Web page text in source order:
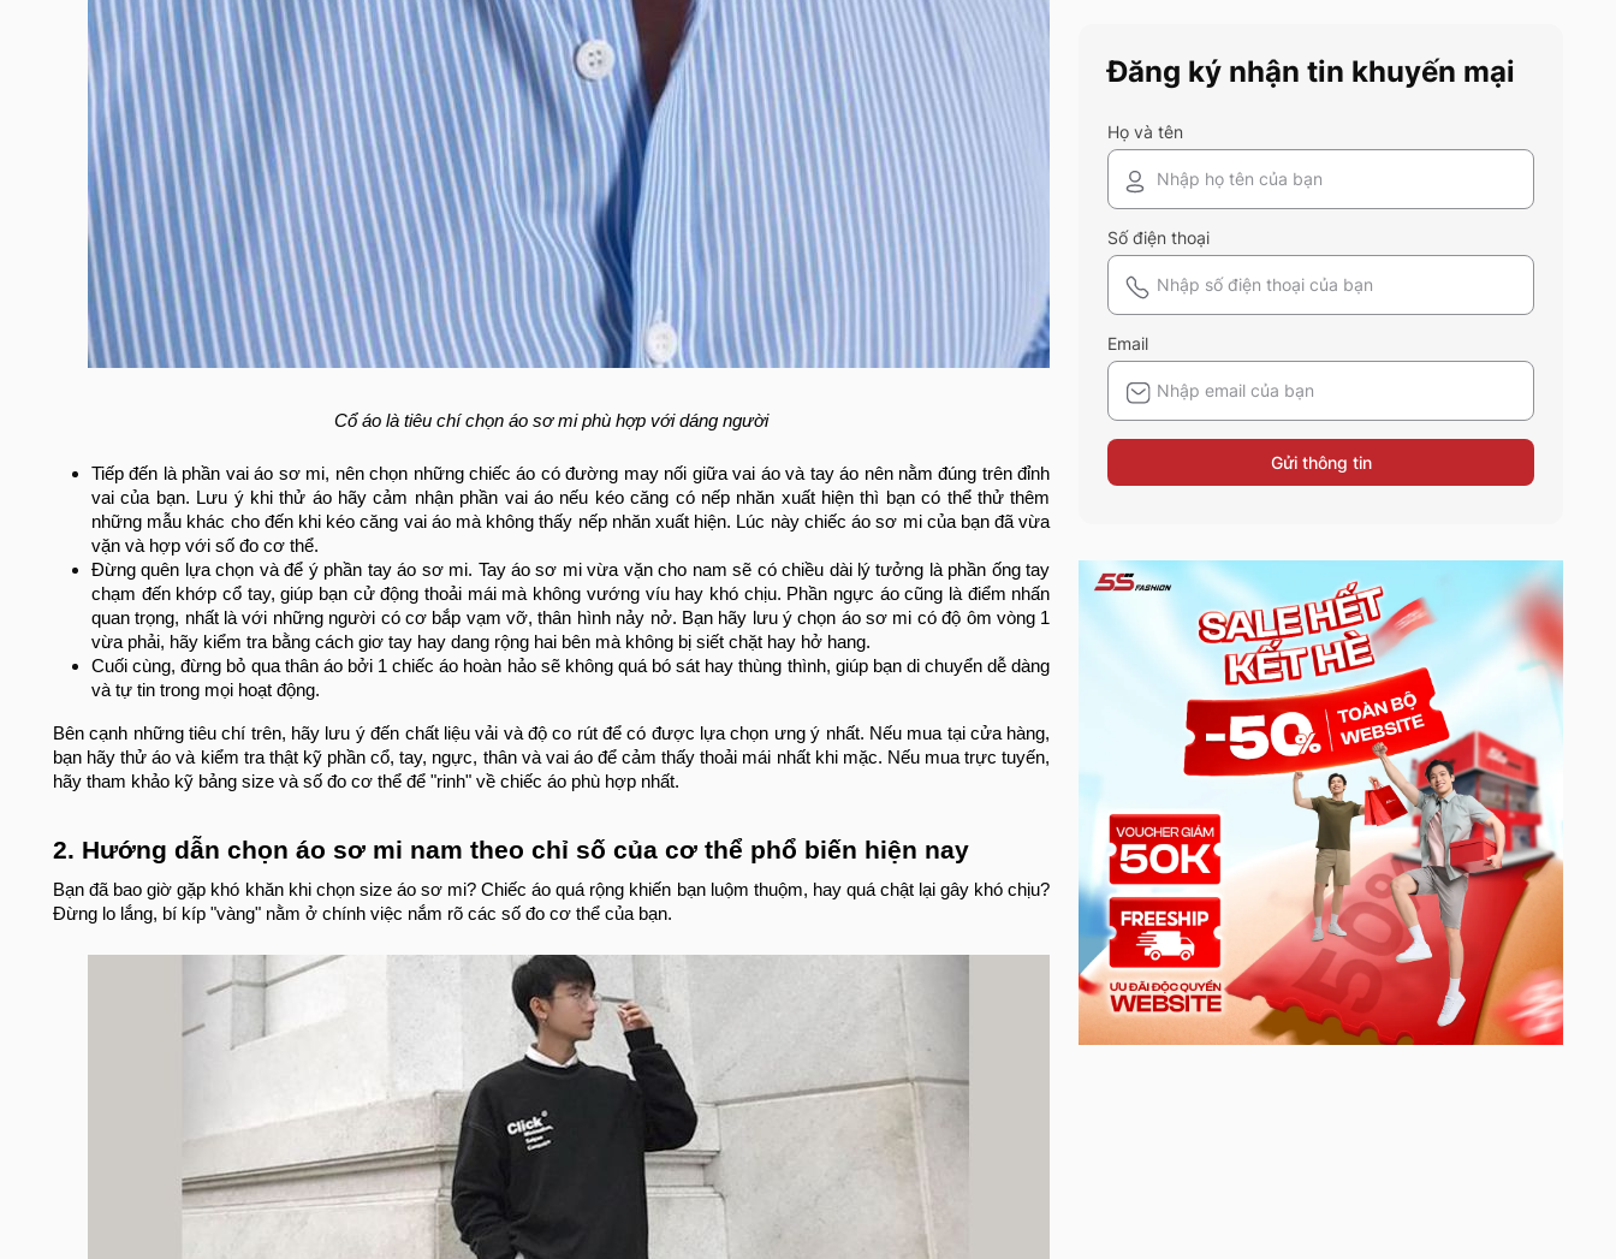
Cổ áo là tiêu chí chọn áo sơ mi phù hợp với dáng người
Tiếp đến là phần vai áo sơ mi, nên chọn những chiếc áo có đường may nối giữa vai áo và tay áo nên nằm đúng trên đỉnh
vai của bạn. Lưu ý khi thử áo hãy cảm nhận phần vai áo nếu kéo căng có nếp nhăn xuất hiện thì bạn có thể thử thêm
những mẫu khác cho đến khi kéo căng vai áo mà không thấy nếp nhăn xuất hiện. Lúc này chiếc áo sơ mi của bạn đã vừa
vặn và hợp với số đo cơ thể.
Đừng quên lựa chọn và để ý phần tay áo sơ mi. Tay áo sơ mi vừa vặn cho nam sẽ có chiều dài lý tưởng là phần ống tay
chạm đến khớp cổ tay, giúp bạn cử động thoải mái mà không vướng víu hay khó chịu. Phần ngực áo cũng là điểm nhấn
quan trọng, nhất là với những người có cơ bắp vạm vỡ, thân hình nảy nở. Bạn hãy lưu ý chọn áo sơ mi có độ ôm vòng 1
vừa phải, hãy kiểm tra bằng cách giơ tay hay dang rộng hai bên mà không bị siết chặt hay hở hang.
Cuối cùng, đừng bỏ qua thân áo bởi 1 chiếc áo hoàn hảo sẽ không quá bó sát hay thùng thình, giúp bạn di chuyển dễ dàng
và tự tin trong mọi hoạt động.
Bên cạnh những tiêu chí trên, hãy lưu ý đến chất liệu vải và độ co rút để có được lựa chọn ưng ý nhất. Nếu mua tại cửa hàng,
bạn hãy thử áo và kiểm tra thật kỹ phần cổ, tay, ngực, thân và vai áo để cảm thấy thoải mái nhất khi mặc. Nếu mua trực tuyến,
hãy tham khảo kỹ bảng size và số đo cơ thể để "rinh" về chiếc áo phù hợp nhất.
2. Hướng dẫn chọn áo sơ mi nam theo chỉ số của cơ thể phổ biến hiện nay
Bạn đã bao giờ gặp khó khăn khi chọn size áo sơ mi? Chiếc áo quá rộng khiến bạn luộm thuộm, hay quá chật lại gây khó chịu?
Đừng lo lắng, bí kíp "vàng" nằm ở chính việc nắm rõ các số đo cơ thể của bạn.
xem có gì mới mẻ để bạn sắm
sửa và diện ngay trong mùa hè
Đăng ký nhận tin khuyến mại
Họ và tên
Số điện thoại
Email
Gửi thông tin